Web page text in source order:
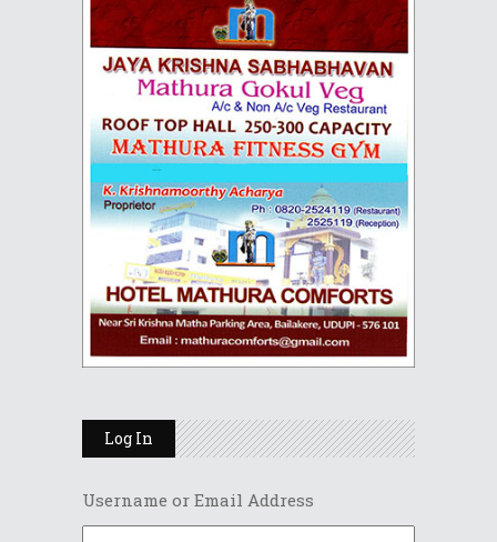
Log In
Username or Email Address